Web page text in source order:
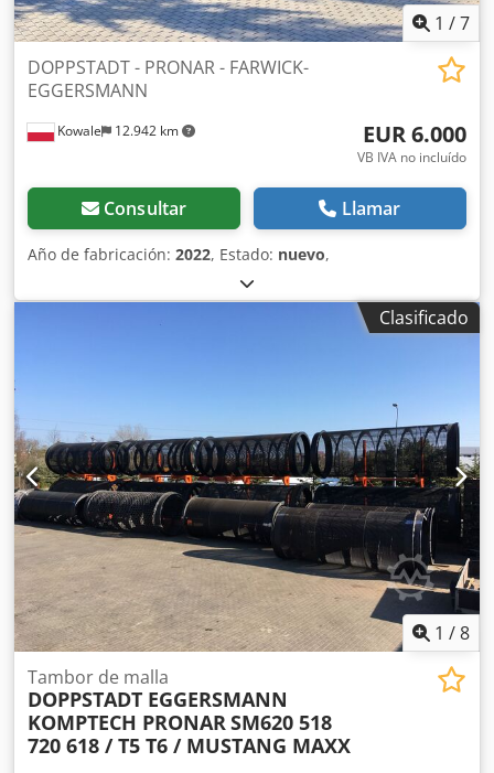
1 /7
Kowale 12.942 km
DOPPSTADT - PRONAR - FARWICK-
EGGERSMANN
EUR 6.000
VB IVA no incluído
Consultar Llamar
Año de fabricación: 2022, Estado: nuevo,
Clasificado
1 /8
Tambor de malla
DOPPSTADT EGGERSMANN
KOMPTECH PRONAR SM620 518
720 618 / T5 T6 / MUSTANG MAXX